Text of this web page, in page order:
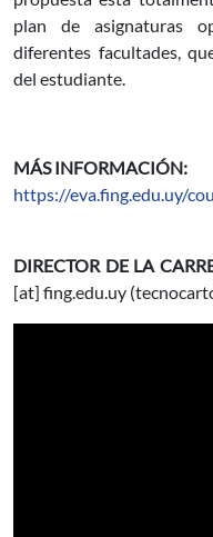
plan de asignaturas
diferentes facultades,
del estudiante.
MÁS INFORMACIÓN:
https://eva.fing.edu.uy/
DIRECTOR DE LA
[at] fing.edu.uy